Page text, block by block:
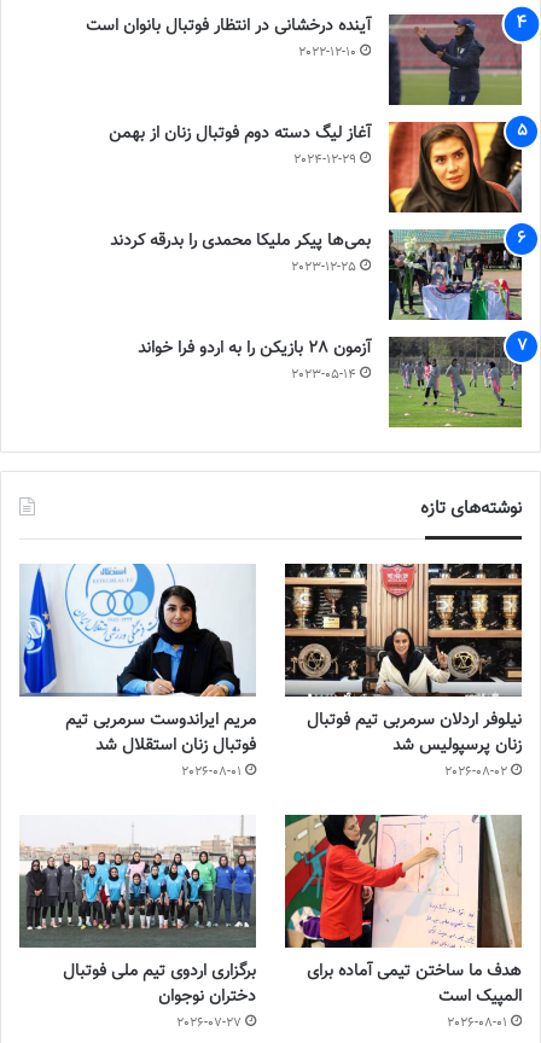
آینده درخشانی در انتظار فوتبال بانوان است
2022-12-10
آغاز لیگ دسته دوم فوتبال زنان از بهمن
2024-12-29
بمی‌ها پیکر ملیکا محمدی را بدرقه کردند
2023-12-25
آزمون 28 بازیکن را به اردو فرا خواند
2023-05-14
نوشته‌های تازه
نیلوفر اردلان سرمربی تیم فوتبال
زنان پرسپولیس شد
2026-08-02
مریم ایراندوست سرمربی تیم
فوتبال زنان استقلال شد
2026-08-01
هدف ما ساختن تیمی آماده برای
المپیک است
2026-08-01
برگزاری اردوی تیم ملی فوتبال
دختران نوجوان
2026-07-27